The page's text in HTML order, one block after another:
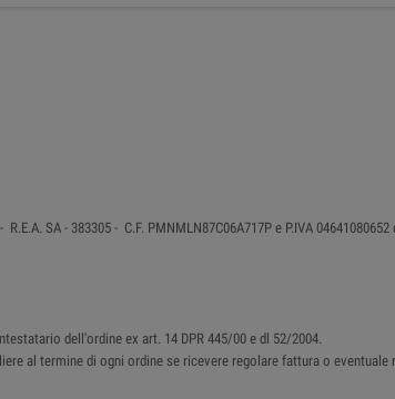
SA - 383305 - C.F. PMNMLN87C06A717P e P.IVA
dell'ordine ex art. 14 DPR 445/00 e dl 52/2004.
al termine di ogni ordine se ricevere regolare fattura o eventuale